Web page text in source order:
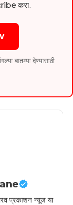
करा.
बातम्या देण्यासाठी
प्रकाशन न्यूज या